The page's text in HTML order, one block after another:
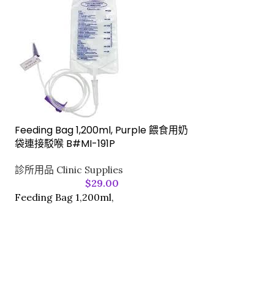
Feeding Bag 1,200ml, Purple 餵食用奶
袋連接駁喉 B#MI-191P
診所用品 Clinic Supplies
$29.00
Feeding Bag 1,200ml,